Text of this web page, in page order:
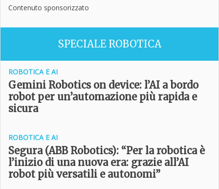
Contenuto sponsorizzato
SPECIALE ROBOTICA
ROBOTICA E AI
Gemini Robotics on device: l’AI a bordo
robot per un’automazione più rapida e
sicura
ROBOTICA E AI
Segura (ABB Robotics): “Per la robotica è
l’inizio di una nuova era: grazie all’AI
robot più versatili e autonomi”